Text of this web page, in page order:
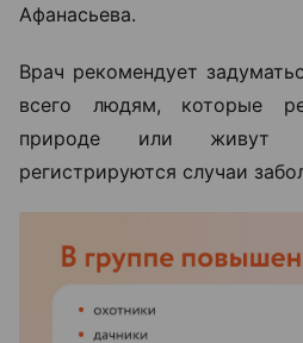
Афанасьева.
Врач рекомендует
всего людям, которые
природе или живут
регистрируются случаи